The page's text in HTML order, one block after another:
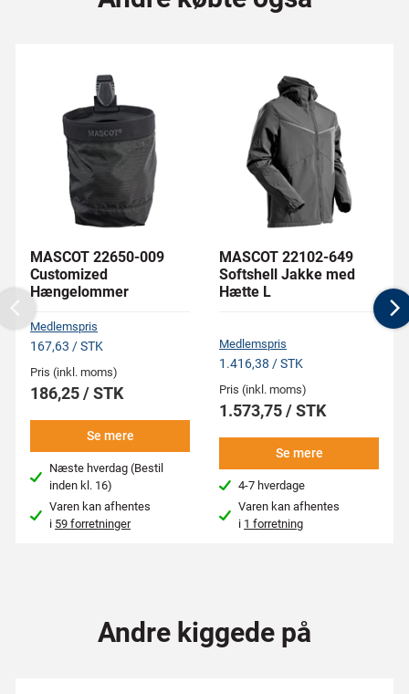
MASCOT 22650-009
Customized
Hængelommer
Medlemspris
167,63 / STK
Pris (inkl. moms)
186,25 / STK
Se mere
Næste hverdag (Bestil
inden kl. 16)
Varen kan afhentes
i 59 forretninger
MASCOT 22102-649
Softshell Jakke med
Hætte L
Medlemspris
1.416,38 / STK
Pris (inkl. moms)
1.573,75 / STK
Se mere
4-7 hverdage
Varen kan afhentes
i 1 forretning
Previous
Andre kiggede på